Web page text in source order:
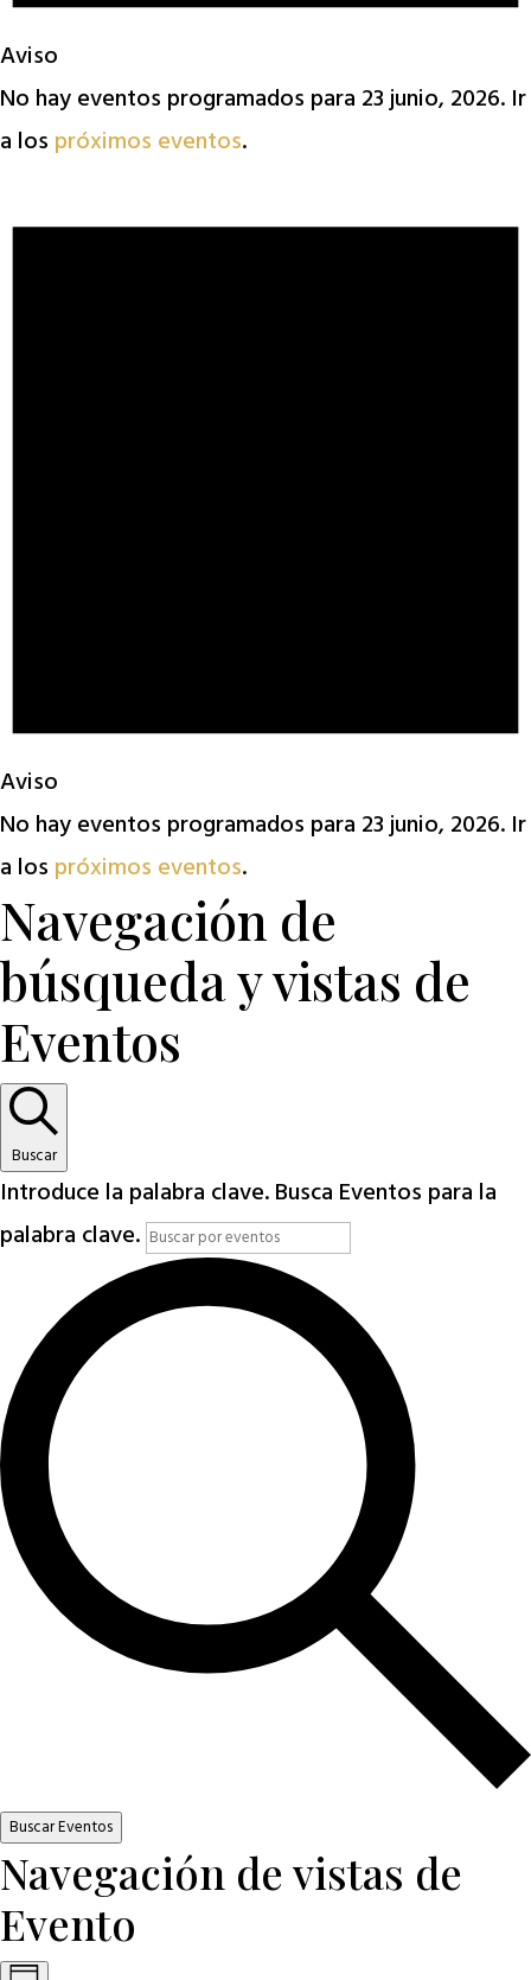
Aviso
No hay eventos programados para 23 junio, 2026. Ir
a los próximos eventos.
Aviso
No hay eventos programados para 23 junio, 2026. Ir
a los próximos eventos.
Navegación de
búsqueda y vistas de
Eventos
Buscar
Introduce la palabra clave. Busca Eventos para la
palabra clave.
Buscar Eventos
Navegación de vistas de
Evento